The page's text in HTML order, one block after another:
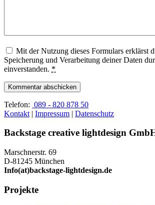
Mit der Nutzung dieses Formulars erklärst
Speicherung und Verarbeitung deiner Daten
einverstanden. *
Telefon: 089 - 820 878 50
Kontakt | Impressum | Datenschutz
Backstage creative lightdesign
Marschnerstr. 69
D-81245 München
Info(at)backstage-lightdesign.de
Projekte